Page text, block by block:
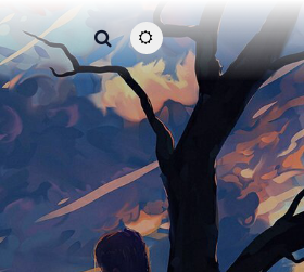
主题颜色切换